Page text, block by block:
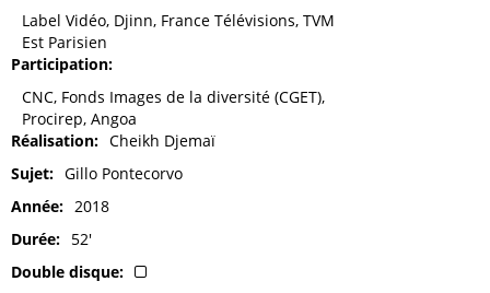
Label Vidéo, Djinn, France Télévisions, TVM
Est Parisien
Participation
CNC, Fonds Images de la diversité (CGET),
Procirep, Angoa
Réalisation
Cheikh Djemaï
Sujet
Gillo Pontecorvo
Année
2018
Durée
52'
Double disque